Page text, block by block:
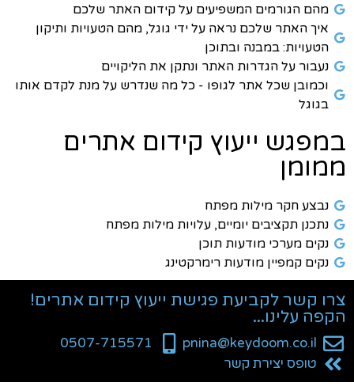
מהם הגורמים המשפיעים על קידום האתר שלכם
איך האתר שלכם נראה על ידי גוגל, מהם הטעויות ותיקון
הטעויות: במבנה ובתוכן
נעבור על הגדרות האתר ונתקן את הליקויים
וכמובן שכל אתר לגופו - כל מה שנדרש על מנת לקדם אותו
בגוגל
במפגש ייעוץ קידום אתרים
ממומן
נבצע חקר מילות מפתח
נתכנן תקציבים יומיים, עלויות מילות מפתח
נקים מערכי מודעות תוכן
נקים קמפיין מודעות רימרקטינג
צרו קשר לקביעת פגישת ייעוץ קידום אתרים!
הקפה עלינו...
pnina@keydoom.co.il
0507-715571
טופס יצירת קשר